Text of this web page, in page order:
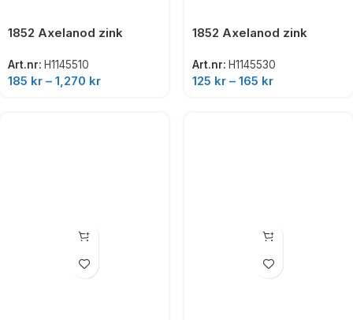
1852 Axelanod zink
Art.nr: H1145510
185 kr – 1,270 kr
1852 Axelanod zink
Art.nr: H1145530
125 kr – 165 kr